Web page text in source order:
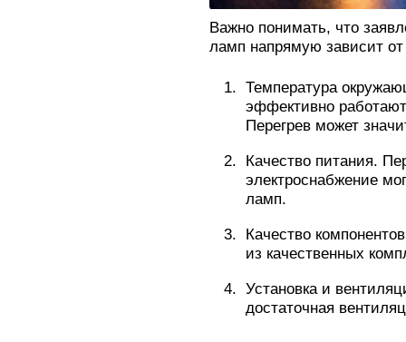
Важно понимать, что
ламп напрямую зависит
Температура
эффективно
Перегрев может
Качество питания.
электроснабжение
ламп.
Качество
из качественных
Установка и
достаточная